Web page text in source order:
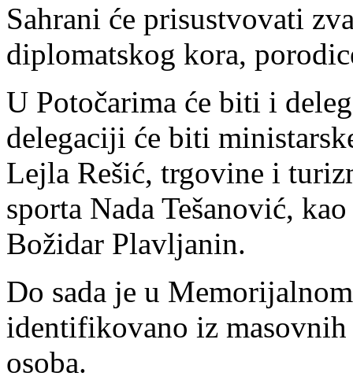
Sahrani će prisustvovati
diplomatskog kora,
U Potočarima će biti i
delegaciji će biti
Lejla Rešić, trgovine i
sporta Nada Tešanović,
Božidar Plavljanin.
Do sada je u
identifikovano iz
osoba.